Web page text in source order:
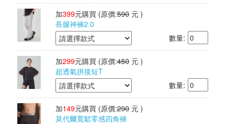
加399元購買 (原價:590 元 )
長腿神褲2.0
數量:
加299元購買 (原價:450 元 )
超透氣拼接短T
數量:
加149元購買 (原價:290 元 )
莫代爾寬鬆零感四角褲